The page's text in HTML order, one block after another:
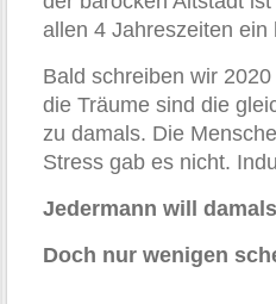
allen 4 Jahreszeiten ein
Bald schreiben wir
die Träume sind die
zu damals. Die
Stress gab es nicht.
Jedermann will
Doch nur wenigen